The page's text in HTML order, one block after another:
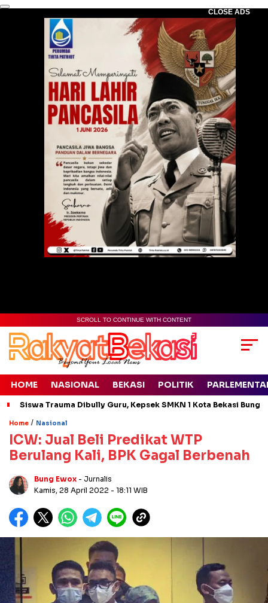
CLOSE ADS
SCROLL TO CONTINUE WITH CONTENT
HOME NASIONAL BEKASI POLITIK
Siswa Trauma Dibully Guru, Kepsek SMKN 1 Kota Bekasi
Home / Nasional
ICW: Jual Beli Predikat WTP
Berulang Kali, BPK Gagal Berbenah
Bung Ewox - Jurnalis
Kamis, 28 April 2022 - 18:11 WIB